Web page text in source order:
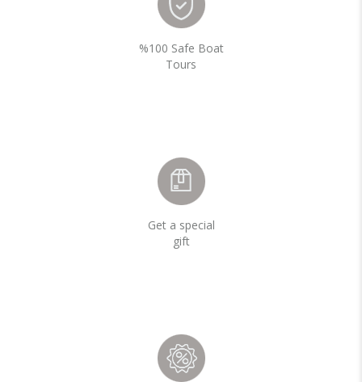
%100 Safe Boat
Tours
Get a special
gift